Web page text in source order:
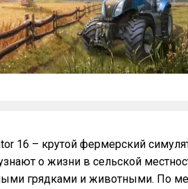
16 – крутой фермерский
о жизни в сельской
грядками и животными. По